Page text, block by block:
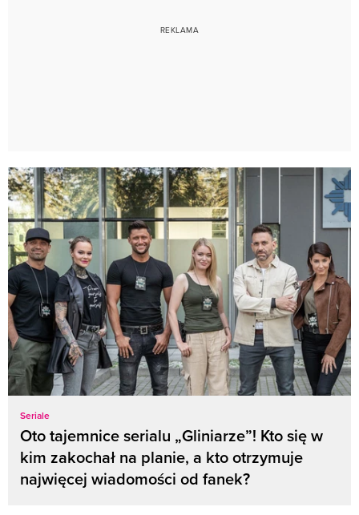
Seriale
Oto tajemnice serialu „Gliniarze”! Kto się w
kim zakochał na planie, a kto otrzymuje
najwięcej wiadomości od fanek?